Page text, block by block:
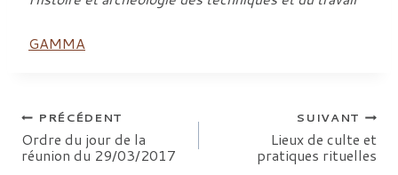
GAMMA
Navigation
de
PRÉCÉDENT
Ordre du jour de la
réunion du 29/03/2017
SUIVANT
Lieux de culte et
pratiques rituelles